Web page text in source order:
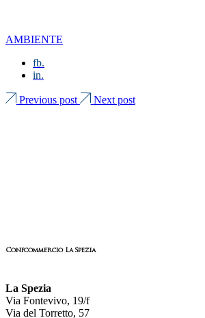
AMBIENTE
fb.
in.
Previous post Next post
Confcommercio La Spezia
La Spezia
Via Fontevivo, 19/f
Via del Torretto, 57